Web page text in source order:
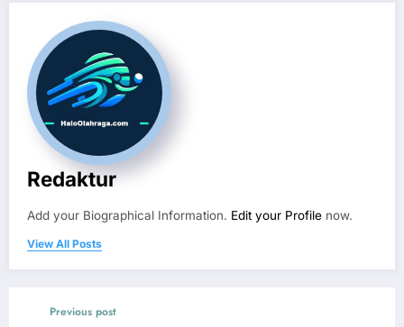
Redaktur
Add your Biographical Information. Edit your Profile now.
View All Posts
Previous post